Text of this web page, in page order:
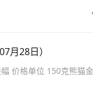
月28日）
价格单位 150克熊猫